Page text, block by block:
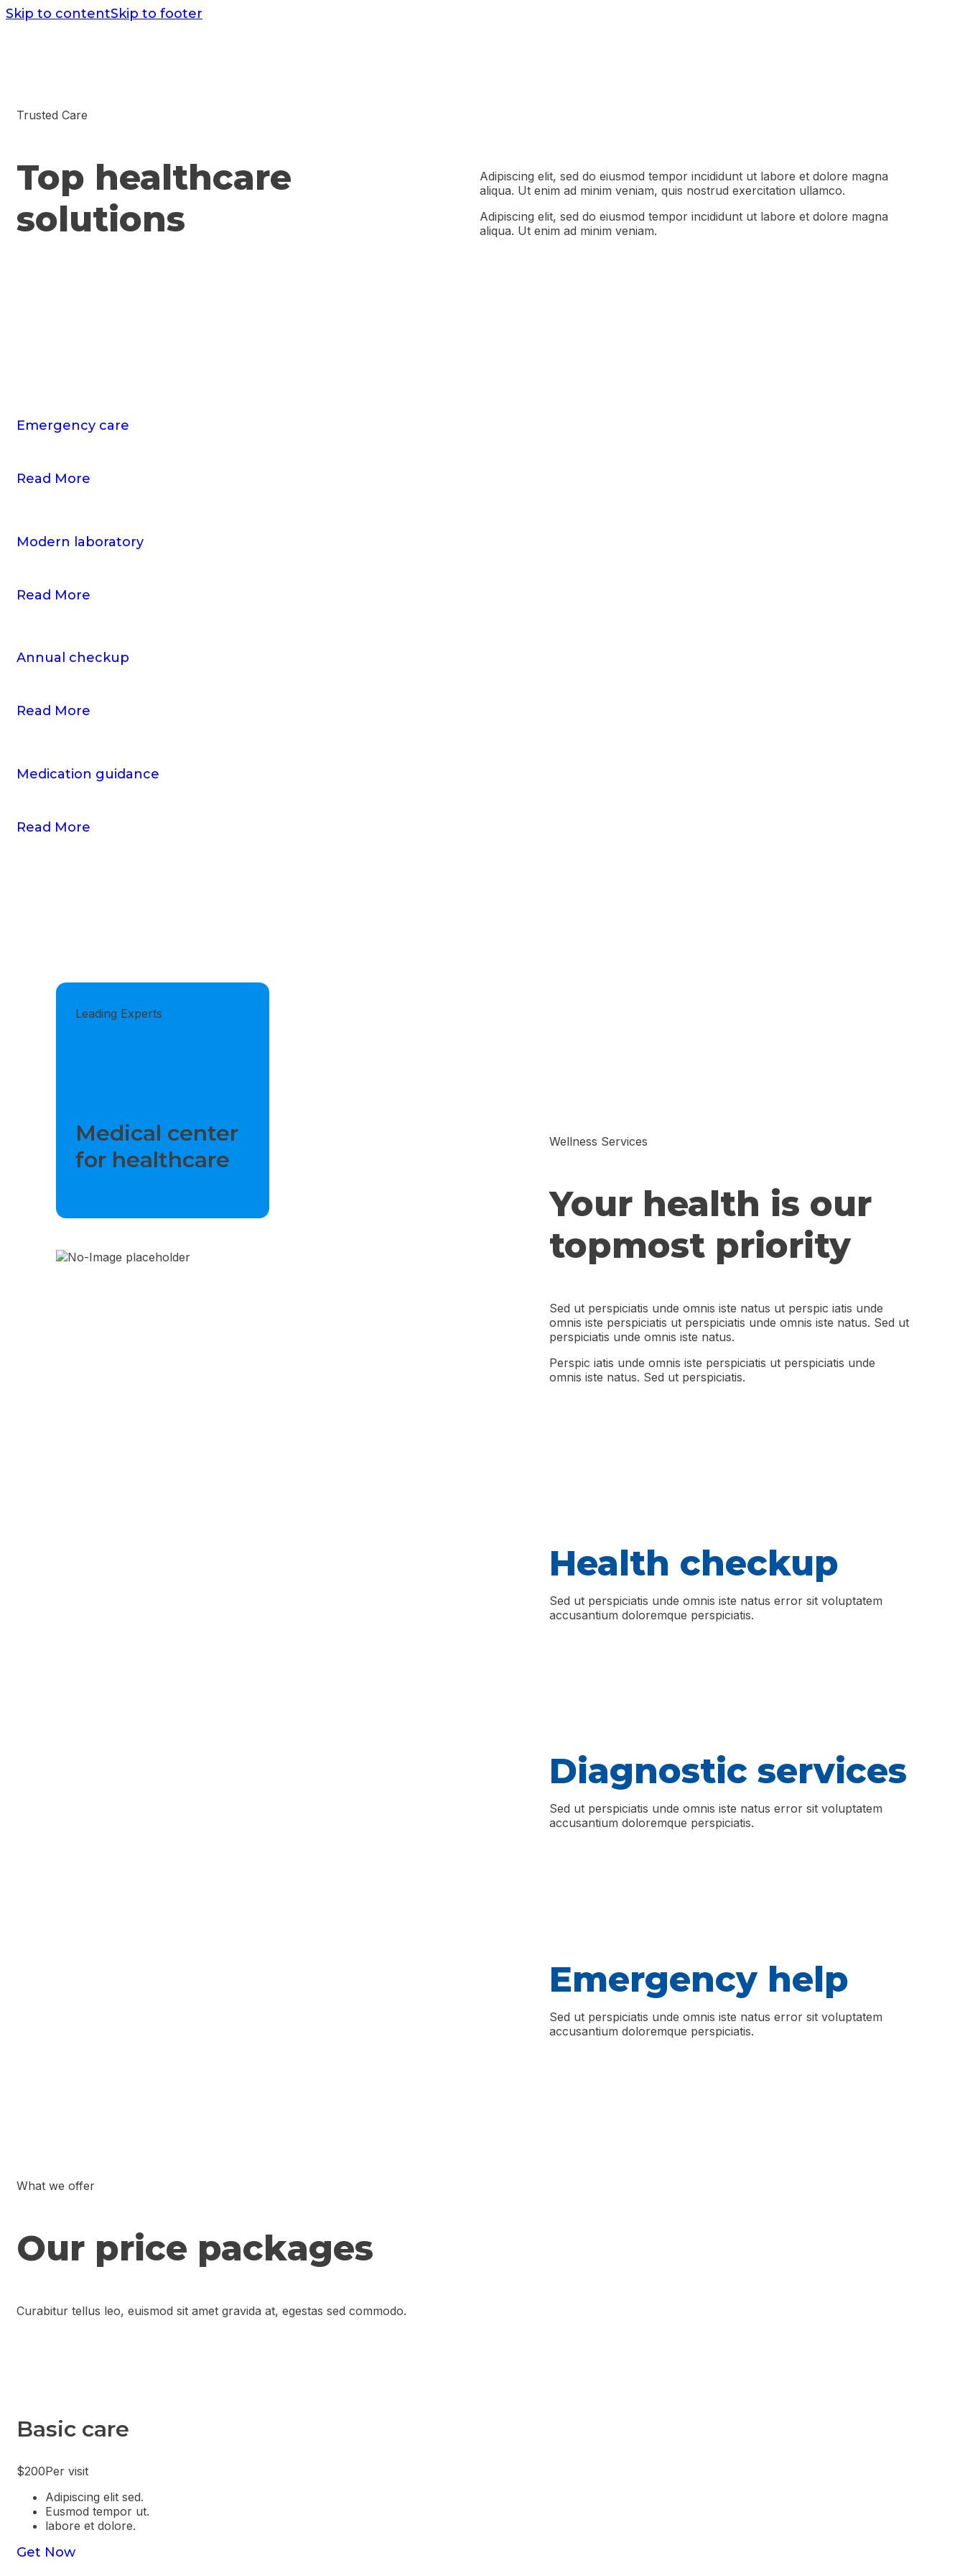
Skip to contentSkip to footer
Trusted Care
Top healthcare
solutions
Adipiscing elit, sed do eiusmod tempor incididunt ut labore et dolore magna
aliqua. Ut enim ad minim veniam, quis nostrud exercitation ullamco.
Adipiscing elit, sed do eiusmod tempor incididunt ut labore et dolore magna
aliqua. Ut enim ad minim veniam.
Emergency care
Read More
Modern laboratory
Read More
Annual checkup
Read More
Medication guidance
Read More
Leading Experts
Medical center
for healthcare
Wellness Services
Your health is our
topmost priority
Sed ut perspiciatis unde omnis iste natus ut perspic iatis unde
omnis iste perspiciatis ut perspiciatis unde omnis iste natus. Sed ut
perspiciatis unde omnis iste natus.
Perspic iatis unde omnis iste perspiciatis ut perspiciatis unde
omnis iste natus. Sed ut perspiciatis.
Health checkup
Sed ut perspiciatis unde omnis iste natus error sit voluptatem
accusantium doloremque perspiciatis.
Diagnostic services
Sed ut perspiciatis unde omnis iste natus error sit voluptatem
accusantium doloremque perspiciatis.
Emergency help
Sed ut perspiciatis unde omnis iste natus error sit voluptatem
accusantium doloremque perspiciatis.
What we offer
Our price packages
Curabitur tellus leo, euismod sit amet gravida at, egestas sed commodo.
Basic care
$200Per visit
Adipiscing elit sed.
Eusmod tempor ut.
labore et dolore.
Get Now